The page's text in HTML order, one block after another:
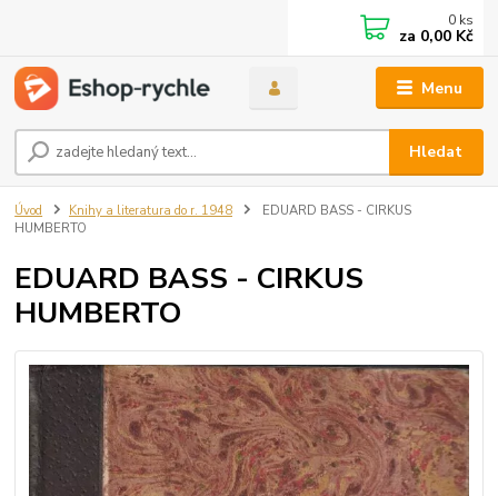
Menu
Hledat
0 ks
za 0,00 Kč
Úvod Knihy a literatura do r. 1948
EDUARD BASS - CIRKUS
HUMBERTO
EDUARD BASS - CIRKUS
HUMBERTO